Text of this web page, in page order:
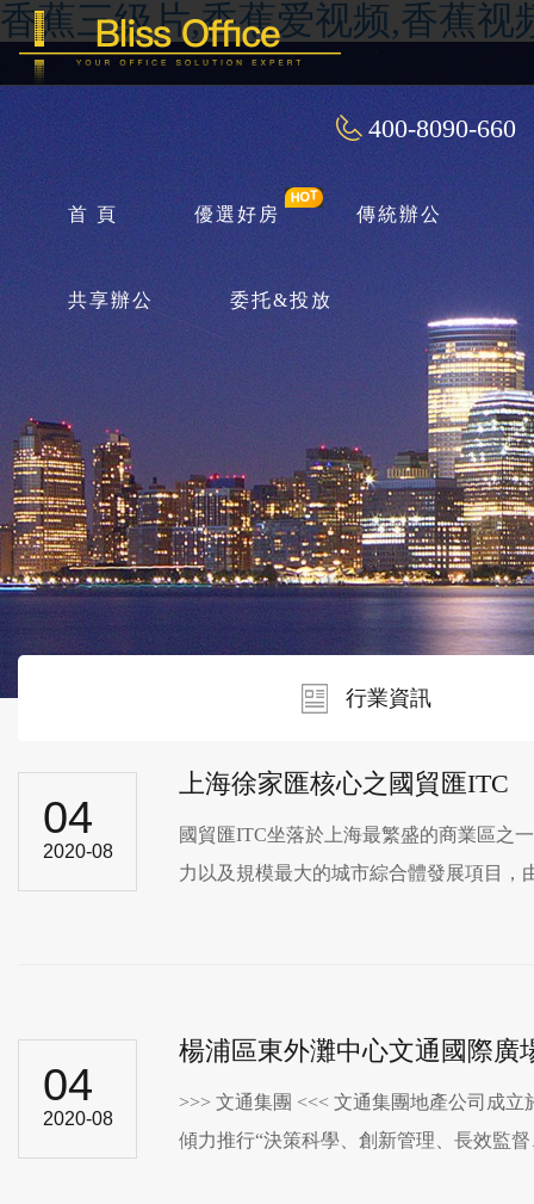
香蕉三级片,香蕉爱视频,香蕉视
400-8090-660
首 頁 優選好房 傳統辦公
共享辦公 委托&投放
行業資訊
04
2020-08
上海徐家匯核心之國貿匯ITC
國貿匯ITC坐落於上海最繁盛的商業區之一的
力以及規模最大的城市綜合體發展項目，
04
2020-08
楊浦區東外灘中心文通國際廣
>>> 文通集團 <<< 文通集團地產公司成立於
傾力推行“決策科學、創新管理、長效監督